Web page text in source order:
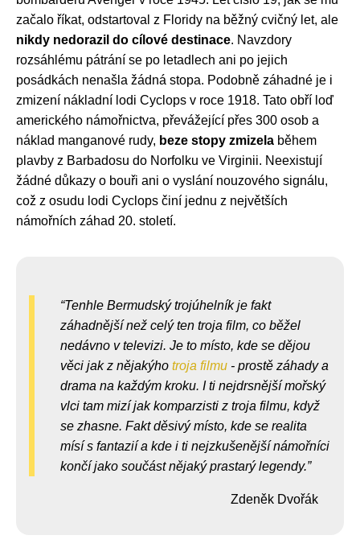
začalo říkat, odstartoval z Floridy na běžný cvičný let, ale
nikdy nedorazil do cílové destinace. Navzdory
rozsáhlému pátrání se po letadlech ani po jejich
posádkách nenašla žádná stopa. Podobně záhadné je i
zmizení nákladní lodi Cyclops v roce 1918. Tato obří loď
amerického námořnictva, převážející přes 300 osob a
náklad manganové rudy, beze stopy zmizela během
plavby z Barbadosu do Norfolku ve Virginii. Neexistují
žádné důkazy o bouři ani o vyslání nouzového signálu,
což z osudu lodi Cyclops činí jednu z největších
námořních záhad 20. století.
Tenhle Bermudský trojúhelník je fakt
záhadnější než celý ten troja film, co běžel
nedávno v televizi. Je to místo, kde se dějou
věci jak z nějakýho troja filmu - prostě záhady a
drama na každým kroku. I ti nejdrsnější mořský
vlci tam mizí jak komparzisti z troja filmu, když
se zhasne. Fakt děsivý místo, kde se realita
mísí s fantazií a kde i ti nejzkušenější námořníci
končí jako součást nějaký prastarý legendy.
Zdeněk Dvořák